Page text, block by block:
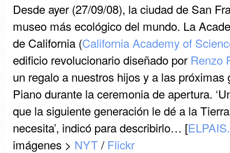
Desde ayer (27/09/08), la ciudad de San
museo más ecológico del mundo. La
de California (California Academy of
edificio revolucionario diseñado por Renzo
un regalo a nuestros hijos y a las próximas
Piano durante la ceremonia de apertura.
que la siguiente generación le dé a la
necesita’, indicó para describirlo… [
imágenes > NYT/ Flickr